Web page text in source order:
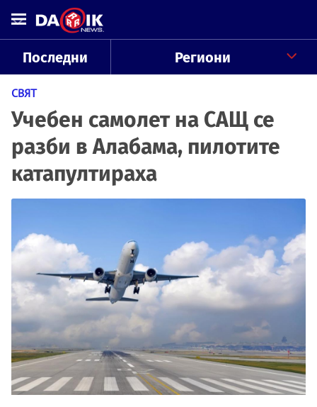
Последни Региони
СВЯТ
Учебен самолет на САЩ се
разби в Алабама, пилотите
катапултираха